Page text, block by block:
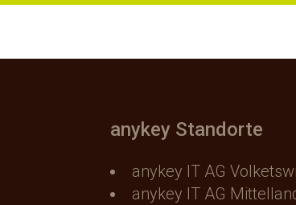
anykey Standorte
anykey IT AG
anykey IT AG